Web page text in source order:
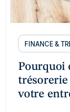
FINANCE &
Pourquoi
votre